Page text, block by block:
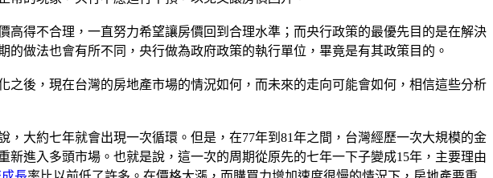
得不合理，一直努力希望讓房價回到合理水準；而央行政策的最優先目的是在解決
做法也會有所不同，央行做為政府政策的執行單位，畢竟是有其政策目的。
後，現在台灣的房地產市場的情況如何，而未來的走向可能會如何，相信這些分析
大約七年就會出現一次循環。但是，在77年到81年之間，台灣經歷一次大規模的金
進入多頭市場。也就是說，這一次的周期從原先的七年一下子變成15年，主要理由